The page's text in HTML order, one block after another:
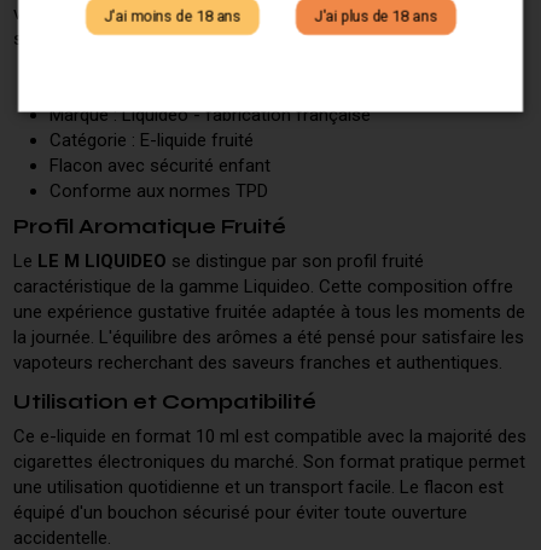
vape. La formulation répond aux normes européennes les plus
strictes en matière de qualité et de sécurité.
Marque : Liquideo - fabrication française
Catégorie : E-liquide fruité
Flacon avec sécurité enfant
Conforme aux normes TPD
Profil Aromatique Fruité
Le LE M LIQUIDEO se distingue par son profil fruité
caractéristique de la gamme Liquideo. Cette composition offre
une expérience gustative fruitée adaptée à tous les moments de
la journée. L'équilibre des arômes a été pensé pour satisfaire les
vapoteurs recherchant des saveurs franches et authentiques.
Utilisation et Compatibilité
Ce e-liquide en format 10 ml est compatible avec la majorité des
cigarettes électroniques du marché. Son format pratique permet
une utilisation quotidienne et un transport facile. Le flacon est
équipé d'un bouchon sécurisé pour éviter toute ouverture
accidentelle.
J'ai moins de 18 ans J'ai plus de 18 ans